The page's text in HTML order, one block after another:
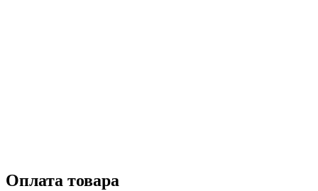
Оплата товара